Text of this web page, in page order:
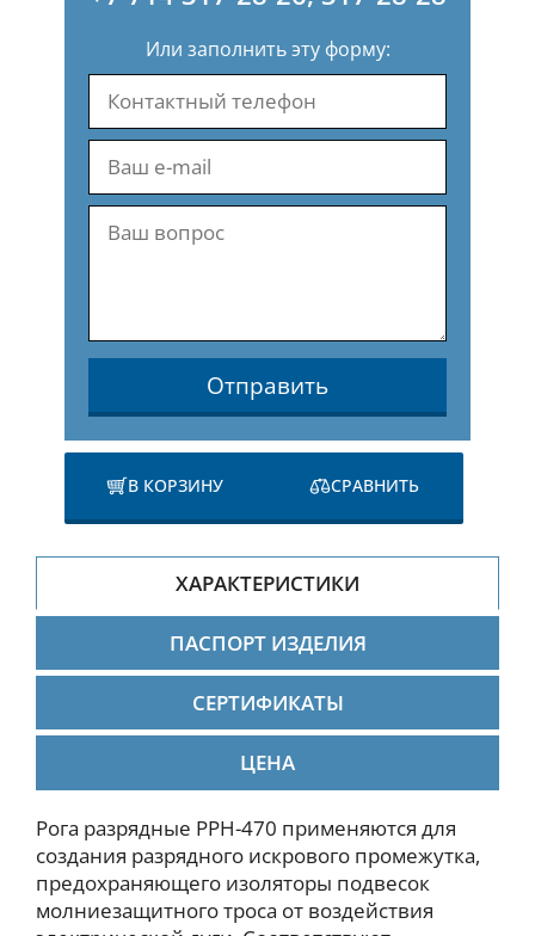
Или заполнить эту форму:
Отправить
В КОРЗИНУ СРАВНИТЬ
ХАРАКТЕРИСТИКИ
ПАСПОРТ ИЗДЕЛИЯ
СЕРТИФИКАТЫ
ЦЕНА
Рога разрядные РРН-470 применяются для
создания разрядного искрового промежутка,
предохраняющего изоляторы подвесок
молниезащитного троса от воздействия